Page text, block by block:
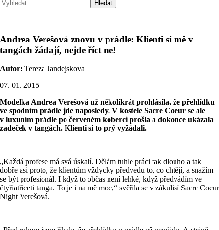
Andrea Verešová znovu v prádle: Klienti si mě v
tangách žádají, nejde říct ne!
Autor: Tereza Jandejskova
07. 01. 2015
Modelka Andrea Verešová už několikrát prohlásila, že přehlídku
ve spodním prádle jde naposledy. V kostele Sacre Coeur se ale
v luxuním prádle po červeném koberci prošla a dokonce ukázala
zadeček v tangách. Klienti si to prý vyžádali.
„Každá profese má svá úskalí. Dělám tuhle práci tak dlouho a tak
dobře asi proto, že klientům vždycky předvedu to, co chtějí, a snažím
se být profesionál. I když to občas není lehké, když předvádím ve
čtyřiatřiceti tanga. To je i na mě moc,“ svěřila se v zákulisí Sacre Coeur
Night Verešová.